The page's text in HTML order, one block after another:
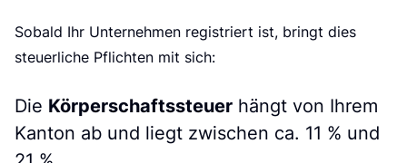
Sobald Ihr Unternehmen registriert ist, bringt dies
steuerliche Pflichten mit sich:
Die Körperschaftssteuer hängt von Ihrem
Kanton ab und liegt zwischen ca. 11 % und